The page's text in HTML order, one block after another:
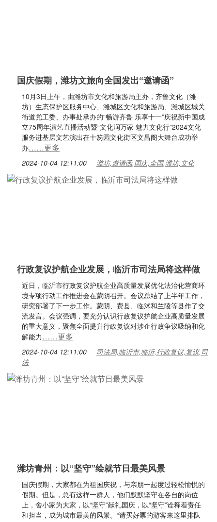
国庆假期，潍坊文旅向全国发出“邀请函”
10月3日上午，由潍坊市文化和旅游局主办，齐鲁文化（潍
坊）生态保护区服务中心、潍城区文化和旅游局、潍城区城关
街道党工委、办事处承办的“畅游齐鲁 乐享十一”庆祝新中国成
立75周年演艺直播活动暨“文化润万家 魅力文化行”2024文化
服务进基层文艺演出在十笏园文化街区文昌阁大舞台成功举
办……更多
2024-10-04 12:11:00 潍坊,邀请函,国庆,全国,潍坊,文化
行政复议护航企业发展，临沂市司法局将这样做
近日，临沂市行政复议护航企业高质量发展优化法治化营商环
境专项行动工作推进会在蒙阴召开。会议总结了上半年工作，
研究部署了下一步工作。蒙阴、费县、临沭和兰陵等县作了交
流发言。会议强调，要充分认识行政复议护航企业高质量发展
的重大意义，聚焦全面提升行政复议对涉企行政争议吸纳和化
解能力……更多
2024-10-04 12:11:00
司法局,临沂市,临沂,行政复议,复议,司
法
潍坊青州：以“坚守”绘就节日最美风景
国庆假期，大家都在为祖国庆祝，与亲朋一起度过轻松愉悦的
假期。但是，总有这样一群人，他们默默坚守在各自的岗位
上，舍小家为大家，以“坚守”献礼国庆，以“坚守”诠释着责任
和担当，成为城市最美的风景。“请买好票的游客来这里排队